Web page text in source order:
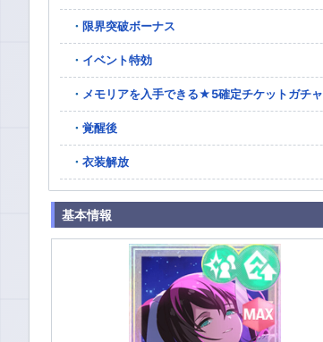
限界突破ボーナス
イベント特効
メモリアを入手できる★5確定チケットガチャ
覚醒後
衣装解放
基本情報